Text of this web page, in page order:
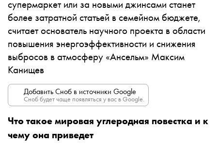
супермаркет или за новыми джинсами станет
более затратной статьей в семейном бюджете,
считает основатель научного проекта в области
повышения энергоэффективности и снижения
выбросов в атмосферу «Ансельм» Максим
Канищев
Добавить Сноб в источники Google
Сноб будет чаще появляться у вас в Google.
Что такое мировая углеродная повестка и к
чему она приведет